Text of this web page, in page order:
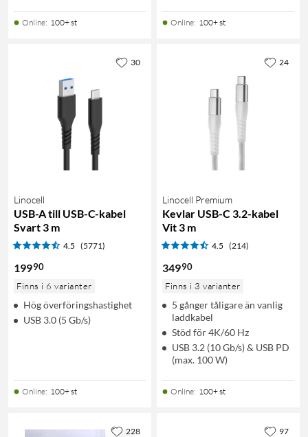
Online: 100+ st Online: 100+ st
Linocell
USB-A till USB-C-kabel
Svart 3 m
4.5 (5771)
19990
Finns i 6 varianter
Hög överföringshastighet
USB 3.0 (5 Gb/s)
Online: 100+ st
30
Linocell Premium
Kevlar USB-C 3.2-kabel
Vit 3 m
4.5 (214)
34990
Finns i 3 varianter
5 gånger tåligare än vanlig
laddkabel
Stöd för 4K/60 Hz
USB 3.2 (10 Gb/s) & USB PD
(max. 100 W)
Online: 100+ st
24
228 97